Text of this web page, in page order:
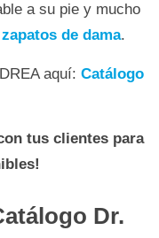
a su pie y mucho
de dama.
aquí: Catálogo
tus clientes para
Dr.